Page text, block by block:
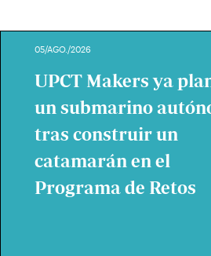
05/AGO./2026
UPCT Makers ya
un submarino
tras construir un
catamarán en el
Programa de Retos